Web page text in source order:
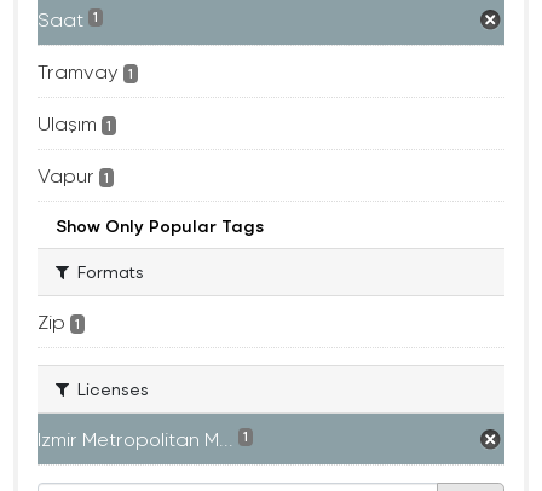
Saat 1
Tramvay 1
Ulaşım 1
Vapur 1
Show Only Popular Tags
Formats
Zip 1
Licenses
Izmir Metropolitan M... 1